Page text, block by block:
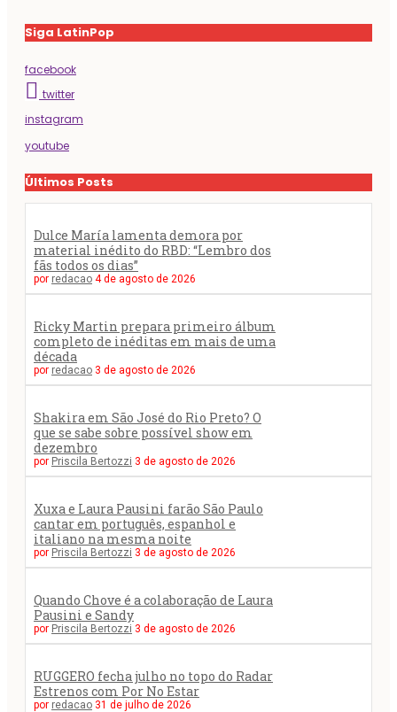
Siga LatinPop
facebook
twitter
instagram
youtube
Últimos Posts
Dulce María lamenta demora por
material inédito do RBD: “Lembro dos
fãs todos os dias”
por redacao 4 de agosto de 2026
Ricky Martin prepara primeiro álbum
completo de inéditas em mais de uma
década
por redacao 3 de agosto de 2026
Shakira em São José do Rio Preto? O
que se sabe sobre possível show em
dezembro
por Priscila Bertozzi 3 de agosto de 2026
Xuxa e Laura Pausini farão São Paulo
cantar em português, espanhol e
italiano na mesma noite
por Priscila Bertozzi 3 de agosto de 2026
Quando Chove é a colaboração de Laura
Pausini e Sandy
por Priscila Bertozzi 3 de agosto de 2026
RUGGERO fecha julho no topo do Radar
Estrenos com Por No Estar
por redacao 31 de julho de 2026